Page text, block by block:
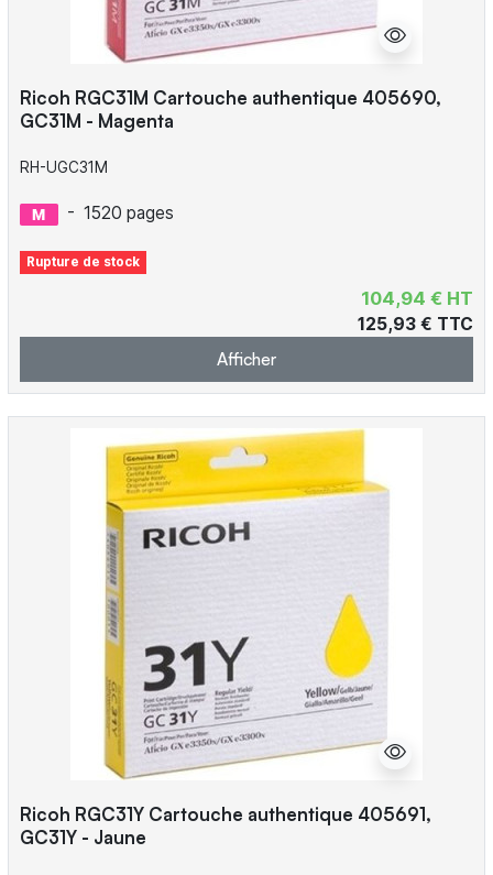
Ricoh RGC31M Cartouche authentique 405690,
GC31M - Magenta
RH-UGC31M
- 1520 pages
Rupture de stock
104,94 € HT
125,93 € TTC
Afficher
Ricoh RGC31Y Cartouche authentique 405691,
GC31Y - Jaune